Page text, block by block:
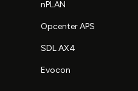
nPLAN
Opcenter APS
SDL AX4
Evocon